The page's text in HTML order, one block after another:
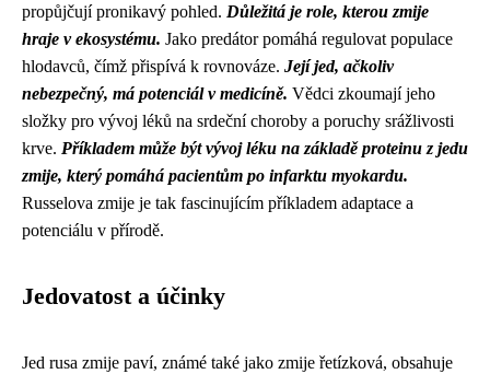
propůjčují pronikavý pohled. Důležitá je role, kterou zmije
hraje v ekosystému. Jako predátor pomáhá regulovat populace
hlodavců, čímž přispívá k rovnováze. Její jed, ačkoliv
nebezpečný, má potenciál v medicíně. Vědci zkoumají jeho
složky pro vývoj léků na srdeční choroby a poruchy srážlivosti
krve. Příkladem může být vývoj léku na základě proteinu z jedu
zmije, který pomáhá pacientům po infarktu myokardu.
Russelova zmije je tak fascinujícím příkladem adaptace a
potenciálu v přírodě.
Jedovatost a účinky
Jed rusa zmije paví, známé také jako zmije řetízková, obsahuje